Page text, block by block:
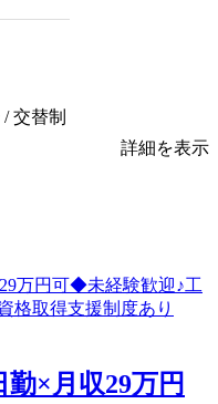
交替制
詳細を表示
勤×月収29万円